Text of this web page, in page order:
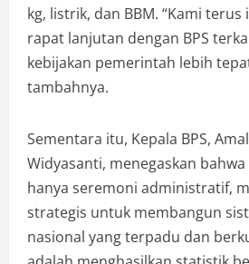
kg, listrik, dan BBM. “Kami
rapat lanjutan dengan BPS
kebijakan pemerintah lebih
tambahnya.
Sementara itu, Kepala BPS,
Widyasanti, menegaskan
hanya seremoni administratif,
strategis untuk membangun
nasional yang terpadu dan